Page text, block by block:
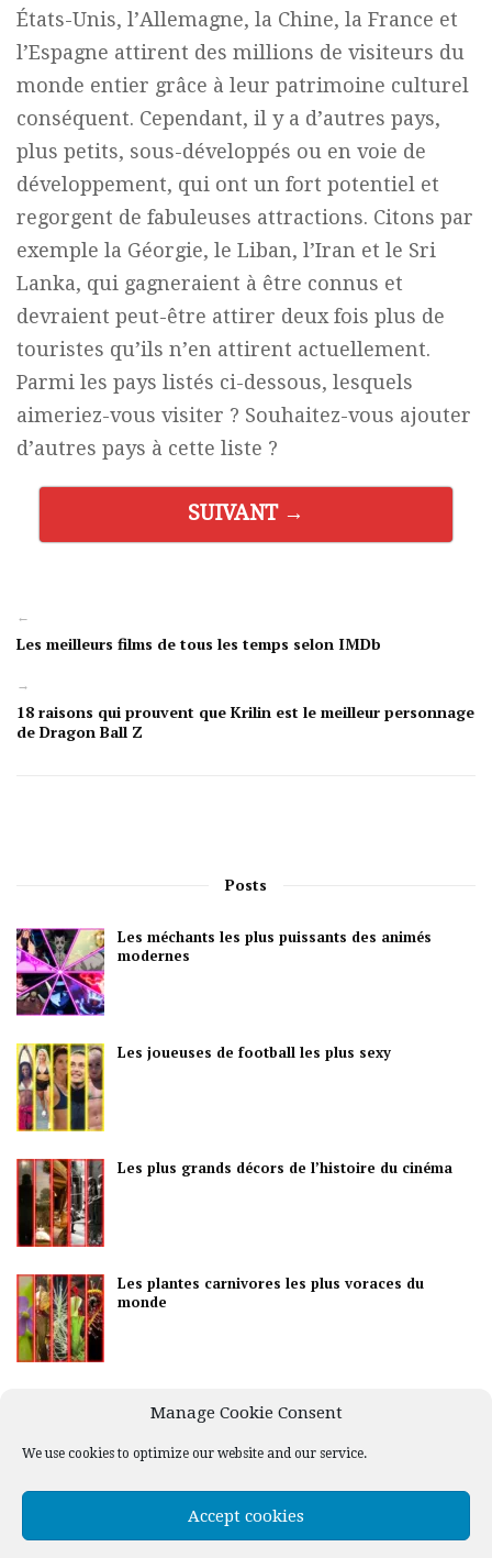
Manage Cookie Consent
We use cookies to optimize our website and our service.
Accept cookies
États-Unis, l’Allemagne, la Chine, la France et
l’Espagne attirent des millions de visiteurs du
monde entier grâce à leur patrimoine culturel
conséquent. Cependant, il y a d’autres pays,
plus petits, sous-développés ou en voie de
développement, qui ont un fort potentiel et
regorgent de fabuleuses attractions. Citons par
exemple la Géorgie, le Liban, l’Iran et le Sri
Lanka, qui gagneraient à être connus et
devraient peut-être attirer deux fois plus de
touristes qu’ils n’en attirent actuellement.
Parmi les pays listés ci-dessous, lesquels
aimeriez-vous visiter ? Souhaitez-vous ajouter
d’autres pays à cette liste ?
SUIVANT →
←
Les meilleurs films de tous les temps selon IMDb
→
18 raisons qui prouvent que Krilin est le meilleur personnage
de Dragon Ball Z
Posts
Les méchants les plus puissants des animés
modernes
Les joueuses de football les plus sexy
Les plus grands décors de l’histoire du cinéma
Les plantes carnivores les plus voraces du
monde